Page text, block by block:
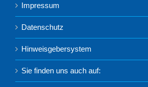
Impressum
Datenschutz
Hinweisgebersystem
Sie finden uns auch auf: